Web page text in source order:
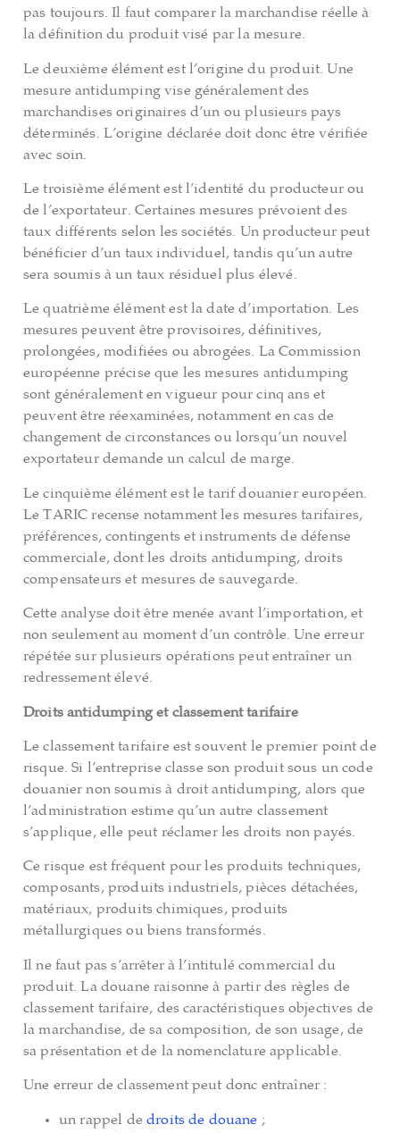
pas toujours. Il faut comparer la marchandise réelle à
la définition du produit visé par la mesure.
Le deuxième élément est l’origine du produit. Une
mesure antidumping vise généralement des
marchandises originaires d’un ou plusieurs pays
déterminés. L’origine déclarée doit donc être vérifiée
avec soin.
Le troisième élément est l’identité du producteur ou
de l’exportateur. Certaines mesures prévoient des
taux différents selon les sociétés. Un producteur peut
bénéficier d’un taux individuel, tandis qu’un autre
sera soumis à un taux résiduel plus élevé.
Le quatrième élément est la date d’importation. Les
mesures peuvent être provisoires, définitives,
prolongées, modifiées ou abrogées. La Commission
européenne précise que les mesures antidumping
sont généralement en vigueur pour cinq ans et
peuvent être réexaminées, notamment en cas de
changement de circonstances ou lorsqu’un nouvel
exportateur demande un calcul de marge.
Le cinquième élément est le tarif douanier européen.
Le TARIC recense notamment les mesures tarifaires,
préférences, contingents et instruments de défense
commerciale, dont les droits antidumping, droits
compensateurs et mesures de sauvegarde.
Cette analyse doit être menée avant l’importation, et
non seulement au moment d’un contrôle. Une erreur
répétée sur plusieurs opérations peut entraîner un
redressement élevé.
Droits antidumping et classement tarifaire
Le classement tarifaire est souvent le premier point de
risque. Si l’entreprise classe son produit sous un code
douanier non soumis à droit antidumping, alors que
l’administration estime qu’un autre classement
s’applique, elle peut réclamer les droits non payés.
Ce risque est fréquent pour les produits techniques,
composants, produits industriels, pièces détachées,
matériaux, produits chimiques, produits
métallurgiques ou biens transformés.
Il ne faut pas s’arrêter à l’intitulé commercial du
produit. La douane raisonne à partir des règles de
classement tarifaire, des caractéristiques objectives de
la marchandise, de sa composition, de son usage, de
sa présentation et de la nomenclature applicable.
Une erreur de classement peut donc entraîner :
un rappel dedroits de douane ;